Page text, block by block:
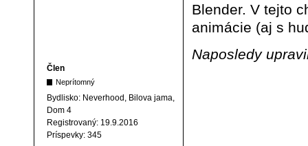
Člen
Neprítomný
Bydlisko: Neverhood, Bilova jama,
Dom 4
Registrovaný: 19.9.2016
Príspevky: 345
Blender. V tejto
animácie (aj s
Naposledy